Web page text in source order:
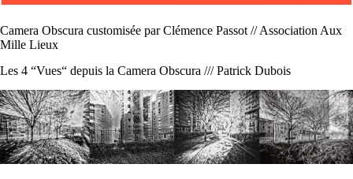
Camera Obscura customisée par Clémence Passot // Association Aux
Mille Lieux
Les 4 “Vues“ depuis la Camera Obscura /// Patrick Dubois